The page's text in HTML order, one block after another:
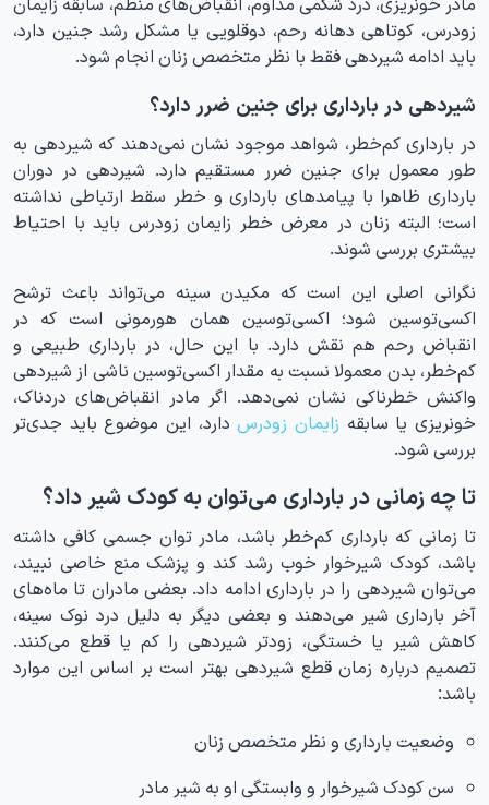
زودرس، کوتاهی دهانه رحم، دوقلویی یا مشکل رشد جنین دارد،
باید ادامه شیردهی فقط با نظر متخصص زنان انجام شود.
شیردهی در بارداری برای جنین ضرر دارد؟
در بارداری کم‌خطر، شواهد موجود نشان نمی‌دهند که شیردهی به
طور معمول برای جنین ضرر مستقیم دارد. شیردهی در دوران
بارداری ظاهرا با پیامدهای بارداری و خطر سقط ارتباطی نداشته
است؛ البته زنان در معرض خطر زایمان زودرس باید با احتیاط
بیشتری بررسی شوند.
نگرانی اصلی این است که مکیدن سینه می‌تواند باعث ترشح
اکسی‌توسین شود؛ اکسی‌توسین همان هورمونی است که در
انقباض رحم هم نقش دارد. با این حال، در بارداری طبیعی و
کم‌خطر، بدن معمولا نسبت به مقدار اکسی‌توسین ناشی از شیردهی
واکنش خطرناکی نشان نمی‌دهد. اگر مادر انقباض‌های دردناک،
خونریزی یا سابقه زایمان زودرسدارد، این موضوع باید جدی‌تر
بررسی شود.
تا چه زمانی در بارداری می‌توان به کودک شیر داد؟
تا زمانی که بارداری کم‌خطر باشد، مادر توان جسمی کافی داشته
باشد، کودک شیرخوار خوب رشد کند و پزشک منع خاصی نبیند،
می‌توان شیردهی را در بارداری ادامه داد. بعضی مادران تا ماه‌های
آخر بارداری شیر می‌دهند و بعضی دیگر به دلیل درد نوک سینه،
کاهش شیر یا خستگی، زودتر شیردهی را کم یا قطع می‌کنند.
تصمیم درباره زمان قطع شیردهی بهتر است بر اساس این موارد
باشد:
وضعیت بارداری و نظر متخصص زنان
سن کودک شیرخوار و وابستگی او به شیر مادر